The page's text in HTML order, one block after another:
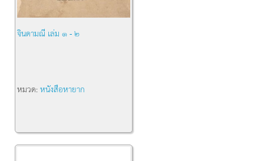
จินดามณี เล่ม ๑ - ๒
หมวด:หนังสือหายาก